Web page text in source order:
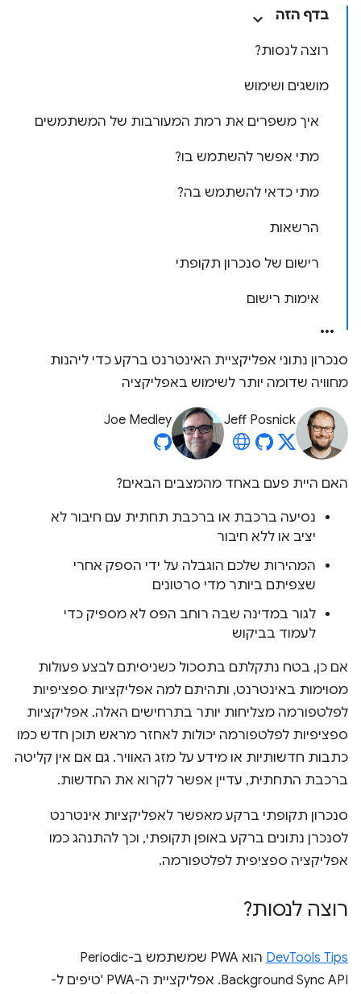
בדף הזה
רוצה לנסות?
מושגים ושימוש
איך משפרים את רמת המעורבות של המשתמשים
מתי אפשר להשתמש בו?
מתי כדאי להשתמש בה?
הרשאות
רישום של סנכרון תקופתי
אימות רישום
סנכרון נתוני אפליקציית האינטרנט ברקע כדי ליהנות
מחוויה שדומה יותר לשימוש באפליקציה
Jeff Posnick
Joe Medley
האם היית פעם באחד מהמצבים הבאים?
נסיעה ברכבת או ברכבת תחתית עם חיבור לא
יציב או ללא חיבור
המהירות שלכם הוגבלה על ידי הספק אחרי
שצפיתם ביותר מדי סרטונים
לגור במדינה שבה רוחב הפס לא מספיק כדי
לעמוד בביקוש
אם כן, בטח נתקלתם בתסכול כשניסיתם לבצע פעולות
מסוימות באינטרנט, ותהיתם למה אפליקציות ספציפיות
לפלטפורמה מצליחות יותר בתרחישים האלה. אפליקציות
ספציפיות לפלטפורמה יכולות לאחזר מראש תוכן חדש כמו
כתבות חדשותיות או מידע על מזג האוויר. גם אם אין קליטה
ברכבת התחתית, עדיין אפשר לקרוא את החדשות.
סנכרון תקופתי ברקע מאפשר לאפליקציות אינטרנט
לסנכרן נתונים ברקע באופן תקופתי, וכך להתנהג כמו
אפליקציה ספציפית לפלטפורמה.
רוצה לנסות?
DevTools Tips
הוא PWA שמשתמש ב-Periodic
Background Sync API. אפליקציית ה-PWA 'טיפים ל-